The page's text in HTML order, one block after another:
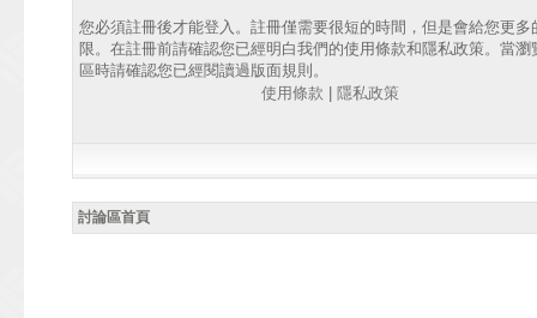
您必須註冊後才能登入。註冊僅需要很短的時間，但是會給您更多
限。在註冊前請確認您已經明白我們的使用條款和隱私政策。當瀏
區時請確認您已經閱讀過版面規則。
使用條款
隱私政策
討論區首頁